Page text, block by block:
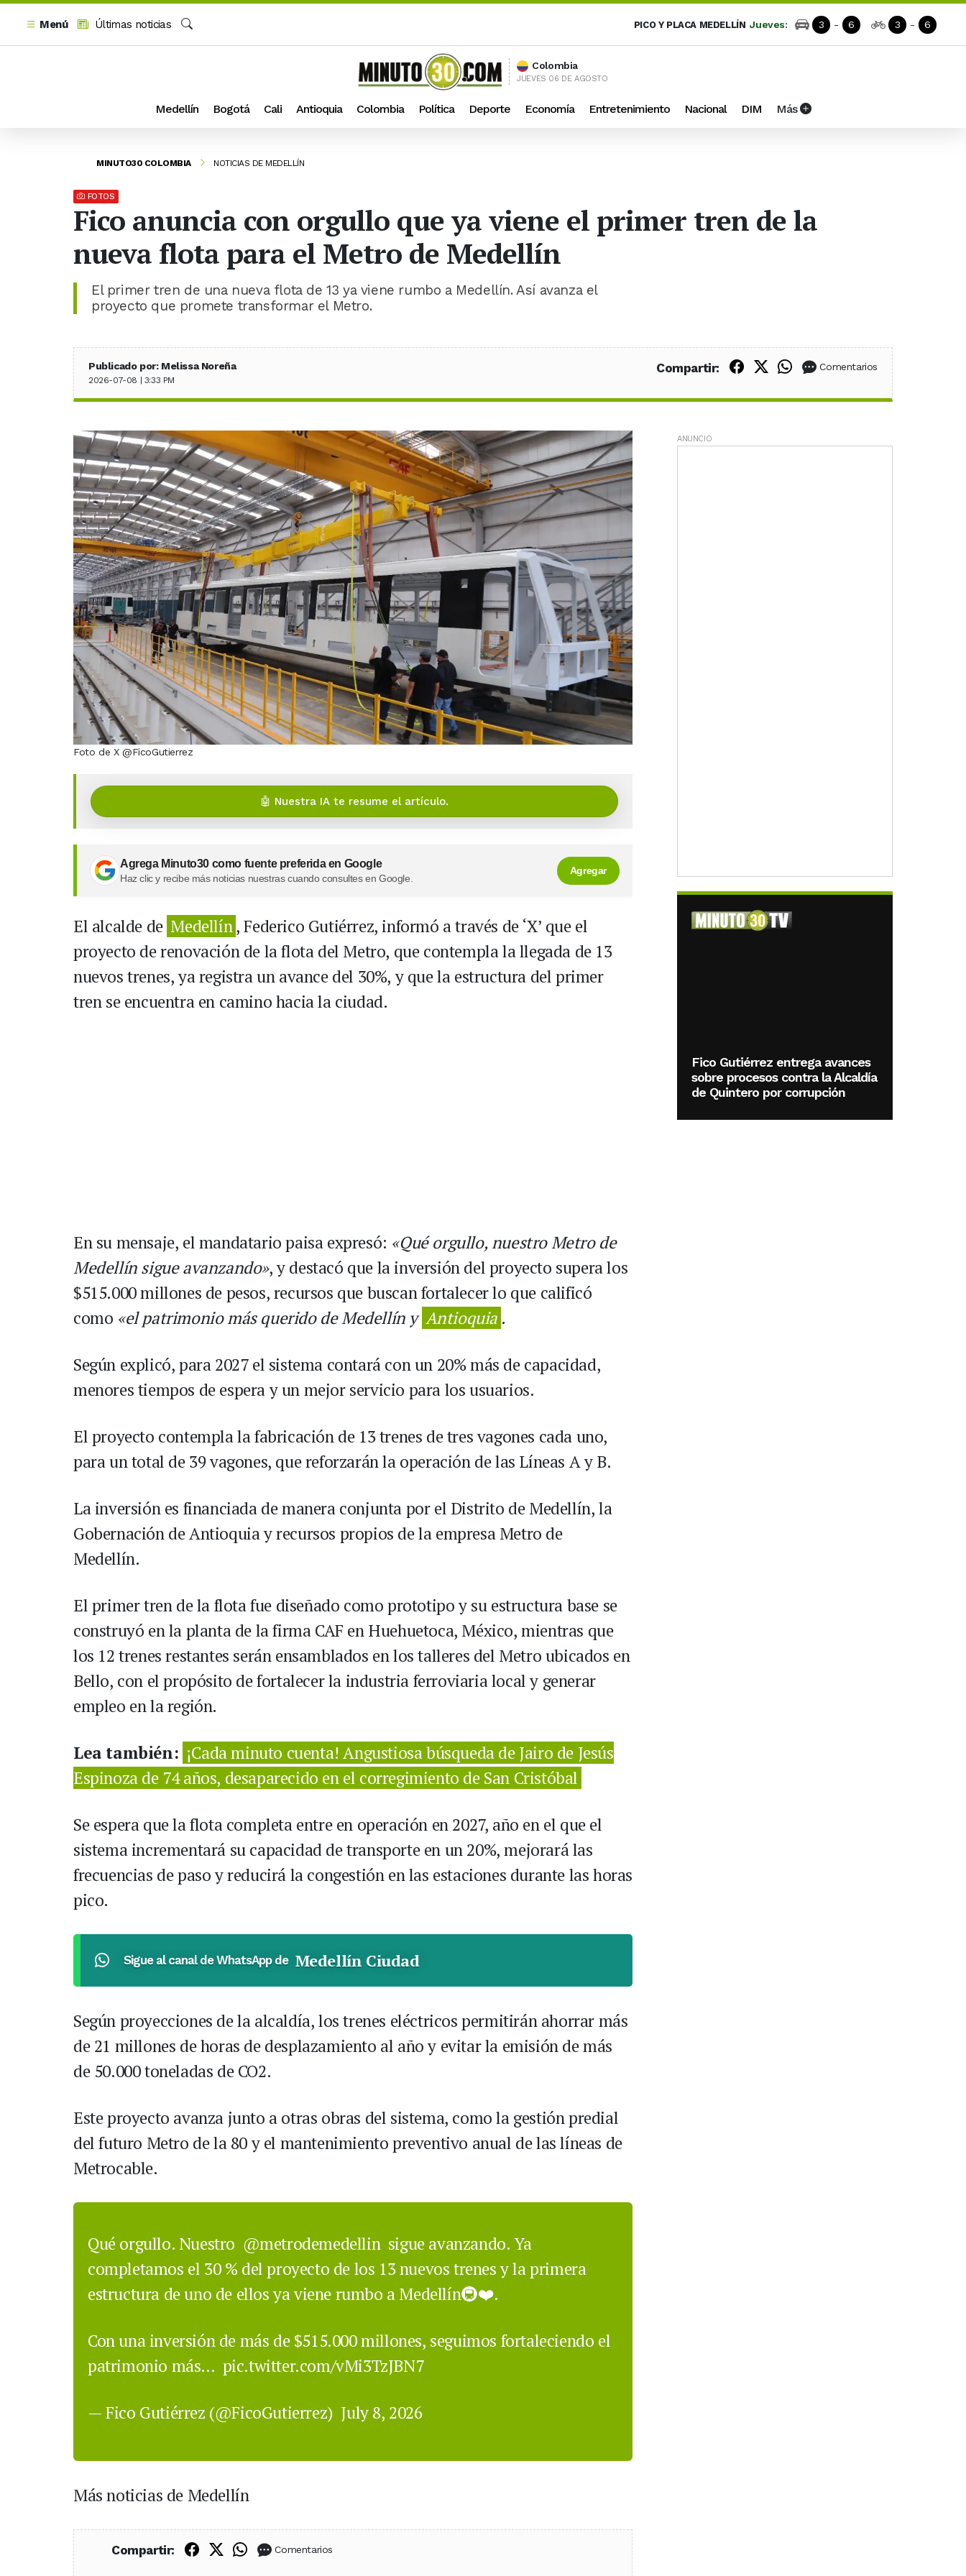
Menú
Últimas noticias
PICO Y PLACA MEDELLÍN Jueves: 3 - 6 3 - 6
Colombia
JUEVES 06 DE AGOSTO
Medellín Bogotá Cali Antioquia Colombia Política Deporte Economía Entretenimiento Nacional DIM Más
MINUTO30 COLOMBIA NOTICIAS DE MEDELLÍN
FOTOS
Fico anuncia con orgullo que ya viene el primer tren de la
nueva flota para el Metro de Medellín
El primer tren de una nueva flota de 13 ya viene rumbo a Medellín. Así avanza el
proyecto que promete transformar el Metro.
Publicado por: Melissa Noreña
2026-07-08 | 3:33 PM
Compartir: Compartir en Facebook
Compartir en X (Twitter)
Compartir en WhatsApp
Comentarios
Foto de X @FicoGutierrez
🤖 Nuestra IA te resume el artículo.
Agrega Minuto30 como fuente preferida en Google
Haz clic y recibe más noticias nuestras cuando consultes en Google.
Agregar
El alcalde de Medellín, Federico Gutiérrez, informó a través de ‘X’ que el
proyecto de renovación de la flota del Metro, que contempla la llegada de 13
nuevos trenes, ya registra un avance del 30%, y que la estructura del primer
tren se encuentra en camino hacia la ciudad.
En su mensaje, el mandatario paisa expresó: «Qué orgullo, nuestro Metro de
Medellín sigue avanzando», y destacó que la inversión del proyecto supera los
$515.000 millones de pesos, recursos que buscan fortalecer lo que calificó
como «el patrimonio más querido de Medellín y Antioquia .
Según explicó, para 2027 el sistema contará con un 20% más de capacidad,
menores tiempos de espera y un mejor servicio para los usuarios.
El proyecto contempla la fabricación de 13 trenes de tres vagones cada uno,
para un total de 39 vagones, que reforzarán la operación de las Líneas A y B.
La inversión es financiada de manera conjunta por el Distrito de Medellín, la
Gobernación de Antioquia y recursos propios de la empresa Metro de
Medellín.
El primer tren de la flota fue diseñado como prototipo y su estructura base se
construyó en la planta de la firma CAF en Huehuetoca, México, mientras que
los 12 trenes restantes serán ensamblados en los talleres del Metro ubicados en
Bello, con el propósito de fortalecer la industria ferroviaria local y generar
empleo en la región.
Lea también: ¡Cada minuto cuenta! Angustiosa búsqueda de Jairo de Jesús
Espinoza de 74 años, desaparecido en el corregimiento de San Cristóbal
Se espera que la flota completa entre en operación en 2027, año en el que el
sistema incrementará su capacidad de transporte en un 20%, mejorará las
frecuencias de paso y reducirá la congestión en las estaciones durante las horas
pico.
Sigue al canal de WhatsApp de Medellín Ciudad
Según proyecciones de la alcaldía, los trenes eléctricos permitirán ahorrar más
de 21 millones de horas de desplazamiento al año y evitar la emisión de más
de 50.000 toneladas de CO2.
Este proyecto avanza junto a otras obras del sistema, como la gestión predial
del futuro Metro de la 80 y el mantenimiento preventivo anual de las líneas de
Metrocable.
Qué orgullo. Nuestro @metrodemedellin sigue avanzando. Ya
completamos el 30 % del proyecto de los 13 nuevos trenes y la primera
estructura de uno de ellos ya viene rumbo a Medellín🚇❤️.
Con una inversión de más de $515.000 millones, seguimos fortaleciendo el
patrimonio más… pic.twitter.com/vMi3TzJBN7
— Fico Gutiérrez (@FicoGutierrez) July 8, 2026
Más noticias de Medellín
Compartir: Compartir en Facebook
Compartir en X (Twitter)
Compartir en WhatsApp
Comentarios
ANUNCIO
Fico Gutiérrez entrega avances
sobre procesos contra la Alcaldía
de Quintero por corrupción